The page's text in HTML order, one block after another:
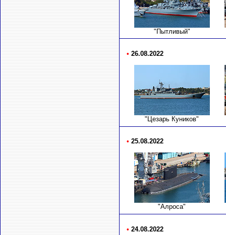
"Пытливый"
• 26.08.2022
"Цезарь Куников"
• 25.08.2022
"Алроса"
• 24.08.2022